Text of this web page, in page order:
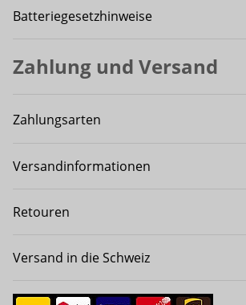
Batteriegesetzhinweise
Zahlung und Versand
Zahlungsarten
Versandinformationen
Retouren
Versand in die Schweiz